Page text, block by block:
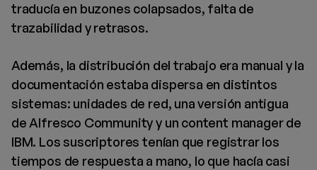
traducía en buzones colapsados, falta de
trazabilidad y retrasos.
Además, la distribución del trabajo era manual y la
documentación estaba dispersa en distintos
sistemas: unidades de red, una versión antigua
de Alfresco Community y un content manager de
IBM. Los suscriptores tenían que registrar los
tiempos de respuesta a mano, lo que hacía casi